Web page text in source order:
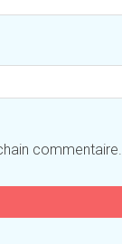
commentaire.